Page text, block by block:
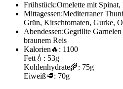
Frühstück:Omelette mit
Mittagessen:Mediterraner
Grün, Kirschtomaten, Gurke,
Abendessen:Gegrillte Garnelen
braunem Reis
Kalorien 🔥: 1100
Fett 💧: 53g
Kohlenhydrate🌾: 75g
Eiweiß🥩: 70g